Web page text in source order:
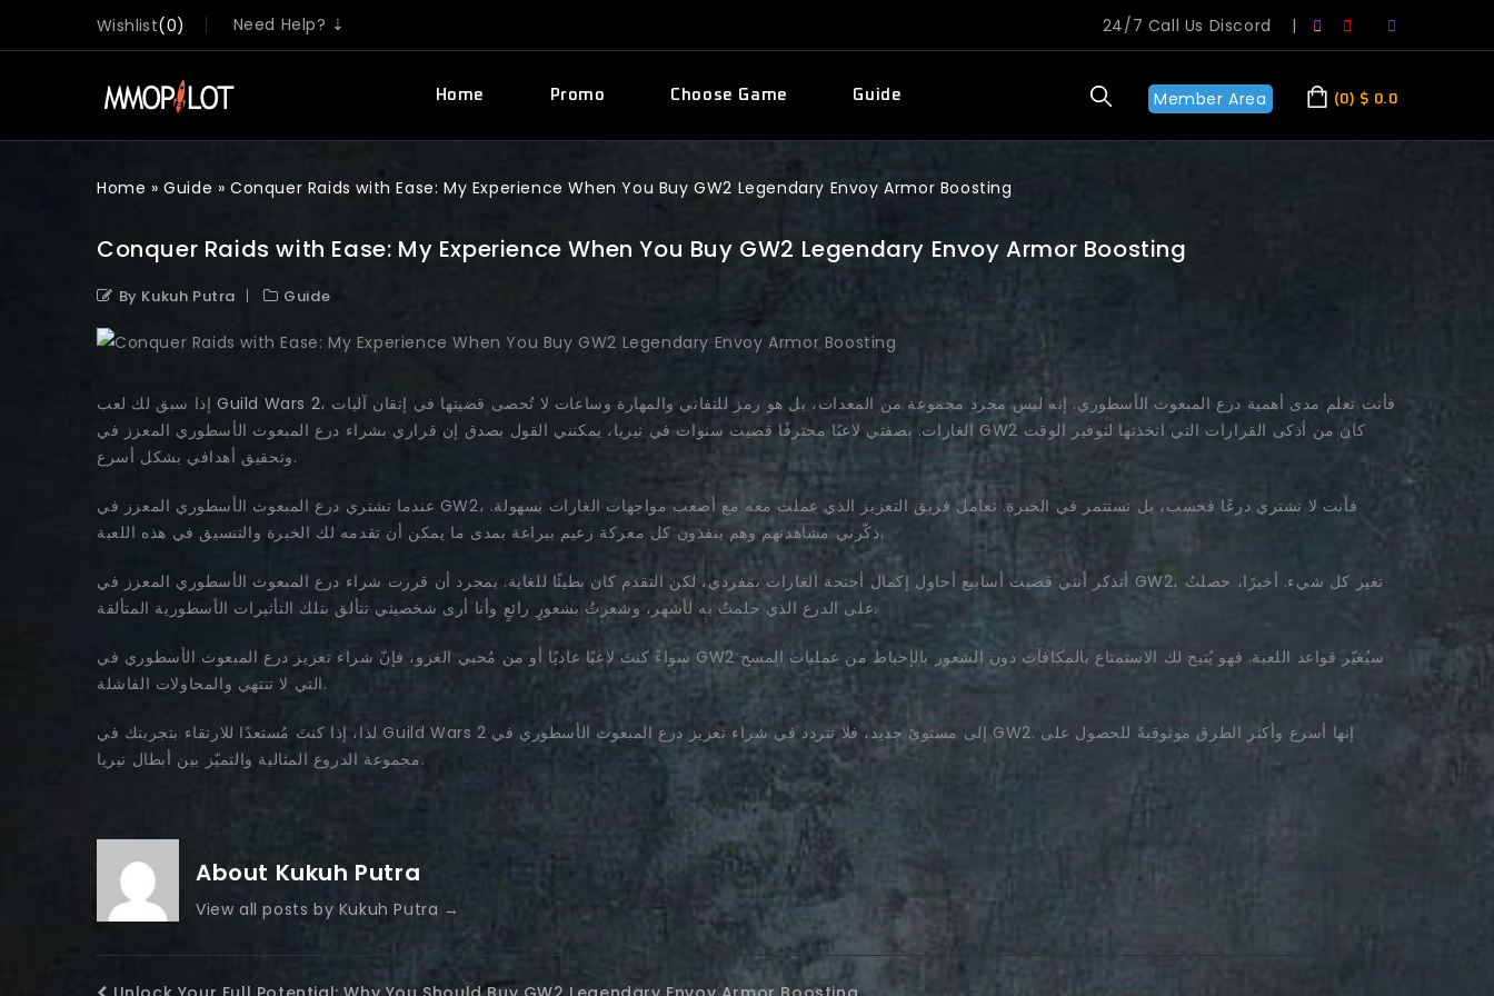
Wishlist 0 Need Help? ⇣ 24/7 Call Us Discord |
Home Promo Choose Game Guide 0 $ 0.0
Member Area
Home »Guide »Conquer Raids with Ease: My Experience When You Buy GW2 Legendary Envoy Armor Boosting
Conquer Raids with Ease: My Experience When You Buy GW2 Legendary Envoy Armor Boosting
By Kukuh Putra Guide
إذا سبق لك لعبGuild Wars 2، فأنت تعلم مدى أهمية درع المبعوث الأسطوري. إنه ليس مجرد مجموعة من المعدات، بل هو رمز للتفاني والمهارة وساعات لا تُحصى قضيتها في إتقان آليات
الغارات. بصفتي لاعبًا محترفًا قضيت سنوات في تيريا، يمكنني القول بصدق إن قراري بشراء درع المبعوث الأسطوري المعزز في GW2 كان من أذكى القرارات التي اتخذتها لتوفير الوقت
وتحقيق أهدافي بشكل أسرع.
عندما تشتري درع المبعوث الأسطوري المعزز في GW2، فأنت لا تشتري درعًا فحسب، بل تستثمر في الخبرة. تعامل فريق التعزيز الذي عملت معه مع أصعب مواجهات الغارات بسهولة.
ذكّرني مشاهدتهم وهم ينفذون كل معركة زعيم ببراعة بمدى ما يمكن أن تقدمه لك الخبرة والتنسيق في هذه اللعبة.
أتذكر أنني قضيت أسابيع أحاول إكمال أجنحة الغارات بمفردي، لكن التقدم كان بطيئًا للغاية. بمجرد أن قررت شراء درع المبعوث الأسطوري المعزز في GW2، تغير كل شيء. أخيرًا، حصلتُ
على الدرع الذي حلمتُ به لأشهر، وشعرتُ بشعورٍ رائعٍ وأنا أرى شخصيتي تتألق بتلك التأثيرات الأسطورية المتألقة.
سواءً كنتَ لاعبًا عاديًا أو من مُحبي الغزو، فإنّ شراء تعزيز درع المبعوث الأسطوري في GW2 سيُغيّر قواعد اللعبة. فهو يُتيح لك الاستمتاع بالمكافآت دون الشعور بالإحباط من عمليات المسح
التي لا تنتهي والمحاولات الفاشلة.
لذا، إذا كنتَ مُستعدًا للارتقاء بتجربتك في Guild Wars 2 إلى مستوىً جديد، فلا تتردد في شراء تعزيز درع المبعوث الأسطوري في GW2. إنها أسرع وأكثر الطرق موثوقيةً للحصول على
مجموعة الدروع المثالية والتميّز بين أبطال تيريا.
About Kukuh Putra
View all posts by Kukuh Putra →